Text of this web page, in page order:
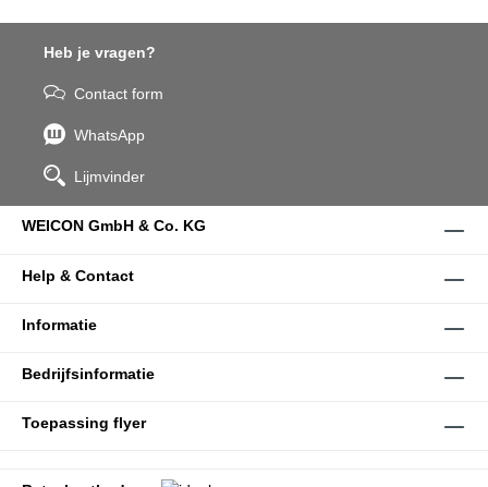
Heb je vragen?
Contact form
WhatsApp
Lijmvinder
WEICON GmbH & Co. KG
Help & Contact
Informatie
Bedrijfsinformatie
Toepassing flyer